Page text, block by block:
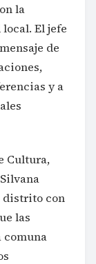
la
El jefe
de
y a
Cultura,
distrito con
las
comuna